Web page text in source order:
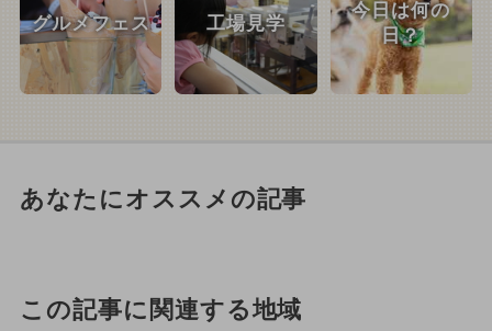
グルメフェス 工場見学
今日は何の
日？
あなたにオススメの記事
この記事に関連する地域